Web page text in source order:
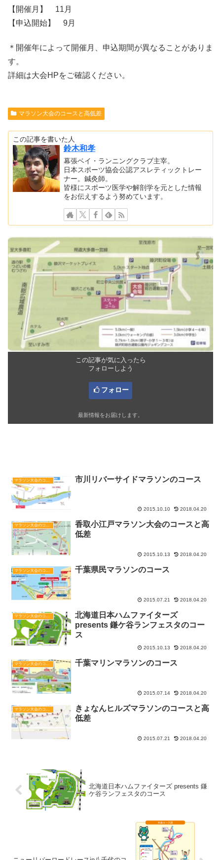
【開催月】 11月
【申込開始】 9月
＊開催年によって開催月、申込期間が異なることがありま
す。
詳細は大会HPをご確認ください。
マラソン大会のコースと高低差
この記事を書いた人
鈴木和孝
幕張ベイ・ランニングクラブ主宰。
日本スポーツ協会公認アスレティックトレー
ナー。鍼灸師。
皆様にスポーツ医学や解剖学を元とした情報
をお伝えするよう努めています。
この記事が気に入ったら
フォローしよう
フォロー
最新情報をお届けします。
市川リバーサイドマラソンのコース
2015.10.10 2018.04.20
マラソン大会のコースと高低差
香取小江戸マラソン大会のコースと高
低差
2015.10.13 2018.04.20
マラソン大会のコースと高低差 千葉県民マラソンのコース
2015.07.21 2018.04.20
北海道日本ハムファイターズ
presents 鎌ケ谷ランフェスタのコー
ス
2015.10.13 2018.04.20
マラソン大会のコースと高低差 千葉マリンマラソンのコース
2015.07.14 2018.04.20
マラソン大会のコースと高低差
きょなんヒルズマラソンのコースと高
低差
2015.07.21 2018.04.20
北海道日本ハムファイターズ presents 鎌
ケ谷ランフェスタのコース